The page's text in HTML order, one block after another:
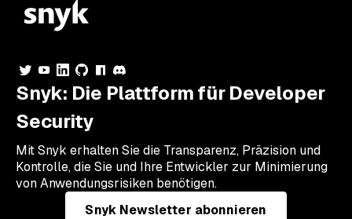
Snyk: Die Plattform für Developer
Security
Mit Snyk erhalten Sie die Transparenz, Präzision und
Kontrolle, die Sie und Ihre Entwickler zur Minimierung
von Anwendungsrisiken benötigen.
Snyk Newsletter abonnieren